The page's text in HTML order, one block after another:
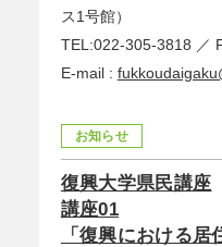
ス1号館）
TEL:022-305-3818 ／
E-mail :
お知らせ
復興大学県民講座
講座01
「復興における